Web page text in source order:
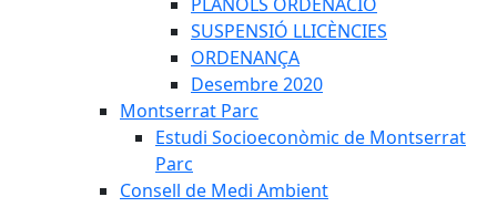
SUSPENSIÓ LLICÈNCIES
ORDENANÇA
Desembre 2020
Montserrat Parc
Estudi Socioeconòmic de Montserrat
Parc
Consell de Medi Ambient